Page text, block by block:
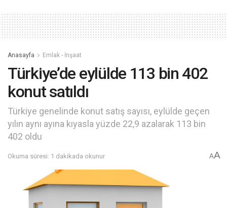
Anasayfa Emlak - İnşaat
Türkiye’de eylülde 113 bin 402
konut satıldı
Türkiye genelinde konut satış sayısı, eylülde geçen
yılın aynı ayına kıyasla yüzde 22,9 azalarak 113 bin
402 oldu
Okuma süresi: 1 dakikada okunur AA